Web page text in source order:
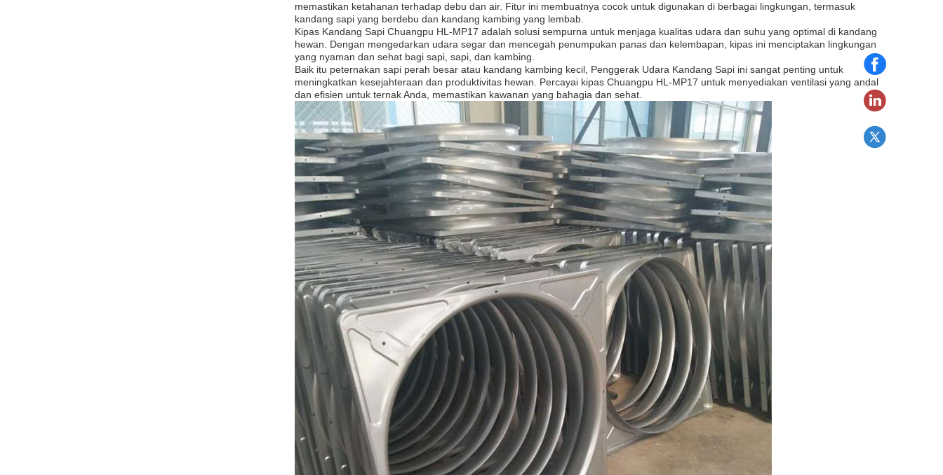
memastikan ketahanan terhadap debu dan air. Fitur ini membuatnya cocok untuk digunakan di berbagai lingkungan, termasuk
kandang sapi yang berdebu dan kandang kambing yang lembab.
Kipas Kandang Sapi Chuangpu HL-MP17 adalah solusi sempurna untuk menjaga kualitas udara dan suhu yang optimal di kandang
hewan. Dengan mengedarkan udara segar dan mencegah penumpukan panas dan kelembapan, kipas ini menciptakan lingkungan
yang nyaman dan sehat bagi sapi, sapi, dan kambing.
Baik itu peternakan sapi perah besar atau kandang kambing kecil, Penggerak Udara Kandang Sapi ini sangat penting untuk
meningkatkan kesejahteraan dan produktivitas hewan. Percayai kipas Chuangpu HL-MP17 untuk menyediakan ventilasi yang andal
dan efisien untuk ternak Anda, memastikan kawanan yang bahagia dan sehat.